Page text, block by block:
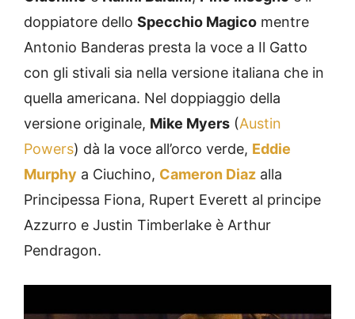
doppiatore dello Specchio Magico mentre
Antonio Banderas presta la voce a Il Gatto
con gli stivali sia nella versione italiana che in
quella americana. Nel doppiaggio della
versione originale, Mike Myers (Austin
Powers) dà la voce all’orco verde, Eddie
Murphy a Ciuchino, Cameron Diaz alla
Principessa Fiona, Rupert Everett al principe
Azzurro e Justin Timberlake è Arthur
Pendragon.